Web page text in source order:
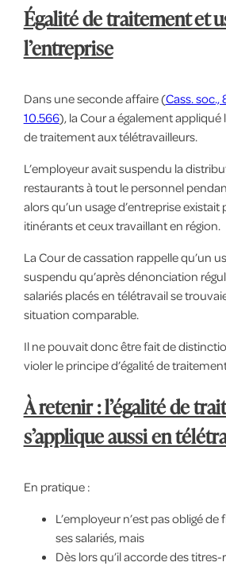
Égalité de traitement et
l’entreprise
Dans une seconde affaire (Cass. soc.,
10.566), la Cour a également appliqué
de traitement aux télétravailleurs.
L’employeur avait suspendu la
restaurants à tout le personnel
alors qu’un usage d’entreprise existait
itinérants et ceux travaillant en région.
La Cour de cassation rappelle qu’un
suspendu qu’après dénonciation
salariés placés en télétravail se
situation comparable.
Il ne pouvait donc être fait de
violer le principe d’égalité de
À retenir : l’égalité de
s’applique aussi en
En pratique :
L’employeur n’est pas obligé
ses salariés, mais
Dès lors qu’il accorde des